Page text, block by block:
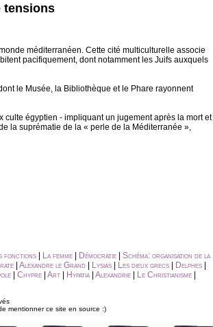
tensions
méditerranéen. Cette cité multiculturelle associe
pacifiquement, dont notamment les Juifs auxquels
le Musée, la Bibliothèque et le Phare rayonnent
culte égyptien - impliquant un jugement après la mort et
la suprématie de la « perle de la Méditerranée »,
fonctions | La femme | Démocratie | Schéma: organisation de la
| Alexandre le Grand | Lysias | Les dieux grecs | Delphes |
| Chypre | Art | Hypatia | Alexandrie | Le Christianisme |
mentionner ce site en source :)